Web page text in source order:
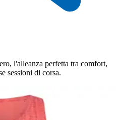
l'alleanza perfetta tra comfort,
sessioni di corsa.